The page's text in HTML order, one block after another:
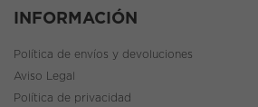
INFORMACIÓN
Política de envíos y devoluciones
Aviso Legal
Política de privacidad